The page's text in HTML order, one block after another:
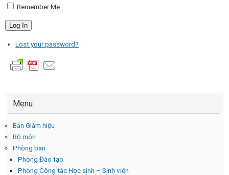
Remember Me
Log In
Lost your password?
Menu
Ban Giám hiệu
Bộ môn
Phòng ban
Phòng Đào tạo
Phòng Công tác Học sinh – Sinh viên